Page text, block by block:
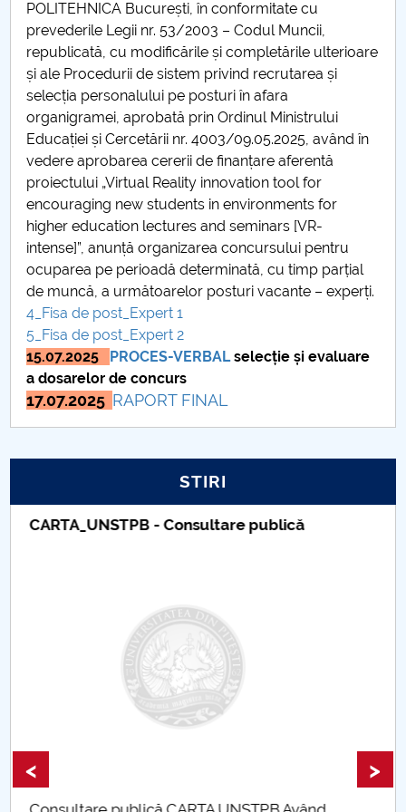
PCUe - Punctul de Contact Unic electronic
POLITEHNICA București, în conformitate cu
prevederile Legii nr. 53/2003 – Codul Muncii,
republicată, cu modificările și completările ulterioare
și ale Procedurii de sistem privind recrutarea și
selecția personalului pe posturi în afara
organigramei, aprobată prin Ordinul Ministrului
Educației și Cercetării nr. 4003/09.05.2025, având în
vedere aprobarea cererii de finanțare aferentă
proiectului „Virtual Reality innovation tool for
encouraging new students in environments for
higher education lectures and seminars [VR-
intense]”, anunță organizarea concursului pentru
ocuparea pe perioadă determinată, cu timp parṭial
de muncă, a următoarelor posturi vacante – experți.
4_Fisa de post_Expert 1
5_Fisa de post_Expert 2
15.07.2025
PROCES-VERBALselecție și evaluare
a dosarelor de concurs
17.07.2025 RAPORT FINAL
STIRI
Taxe de școlarizare indexate – Centrul
< >